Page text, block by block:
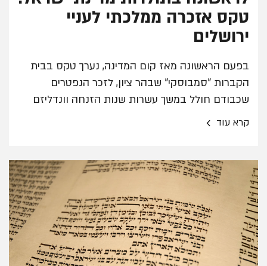
טקס אזכרה ממלכתי לעניי
ירושלים
בפעם הראשונה מאז קום המדינה, נערך טקס בבית
הקברות "סמבוסקי" שבהר ציון, לזכר הנפטרים
שכבודם חולל במשך עשרות שנות הזנחה וונדליזם
קרא עוד ›